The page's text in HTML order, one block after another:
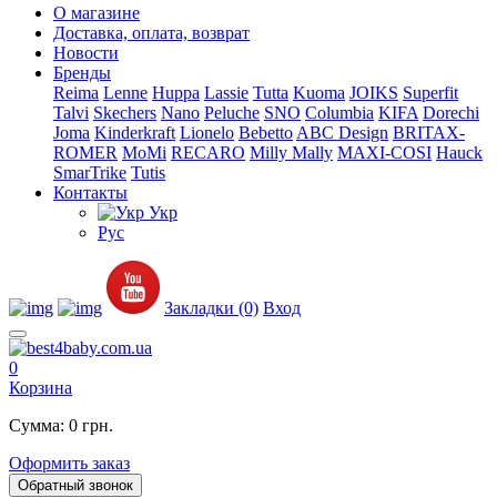
О магазине
Доставка, оплата, возврат
Новости
Бренды
Reima Lenne Huppa Lassie Tutta Kuoma JOIKS Superfit
Talvi Skechers Nano Peluche SNO Columbia KIFA Dorechi
Joma Kinderkraft Lionelo Bebetto ABC Design BRITAX-
ROMER MoMi RECARO Milly Mally MAXI-COSI Hauck
SmarTrike Tutis
Контакты
Укр
Рус
Закладки (0) Вход
0
Корзина
Сумма: 0 грн.
Оформить заказ
Обратный звонок